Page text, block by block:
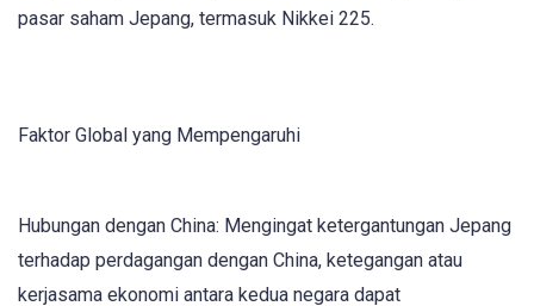
pasar saham Jepang, termasuk Nikkei 225.
Faktor Global yang Mempengaruhi
Hubungan dengan China: Mengingat ketergantungan Jepang
terhadap perdagangan dengan China, ketegangan atau
kerjasama ekonomi antara kedua negara dapat